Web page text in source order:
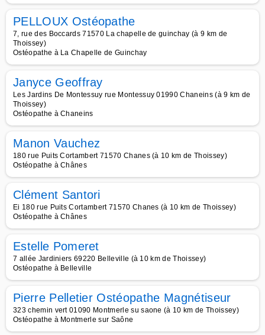
PELLOUX Ostéopathe
7, rue des Boccards 71570 La chapelle de guinchay (à 9 km de
Thoissey)
Ostéopathe à La Chapelle de Guinchay
Janyce Geoffray
Les Jardins De Montessuy rue Montessuy 01990 Chaneins (à 9 km de
Thoissey)
Ostéopathe à Chaneins
Manon Vauchez
180 rue Puits Cortambert 71570 Chanes (à 10 km de Thoissey)
Ostéopathe à Chânes
Clément Santori
Ei 180 rue Puits Cortambert 71570 Chanes (à 10 km de Thoissey)
Ostéopathe à Chânes
Estelle Pomeret
7 allée Jardiniers 69220 Belleville (à 10 km de Thoissey)
Ostéopathe à Belleville
Pierre Pelletier Ostéopathe Magnétiseur
323 chemin vert 01090 Montmerle su saone (à 10 km de Thoissey)
Ostéopathe à Montmerle sur Saône